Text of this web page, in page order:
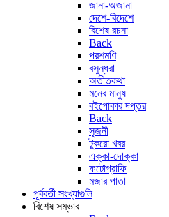
জানা-অজানা
দেশে-বিদেশে
বিশেষ রচনা
Back
পরশমণি
বসুন্ধরা
অতীতকথা
মনের মানুষ
বইপোকার দপ্তর
Back
সৃজনী
টুকরো খবর
এক্কা-দোক্কা
ফটোগ্রাফি
মজার পাতা
পূর্ববর্তী সংখ্যাগুলি
বিশেষ সম্ভার